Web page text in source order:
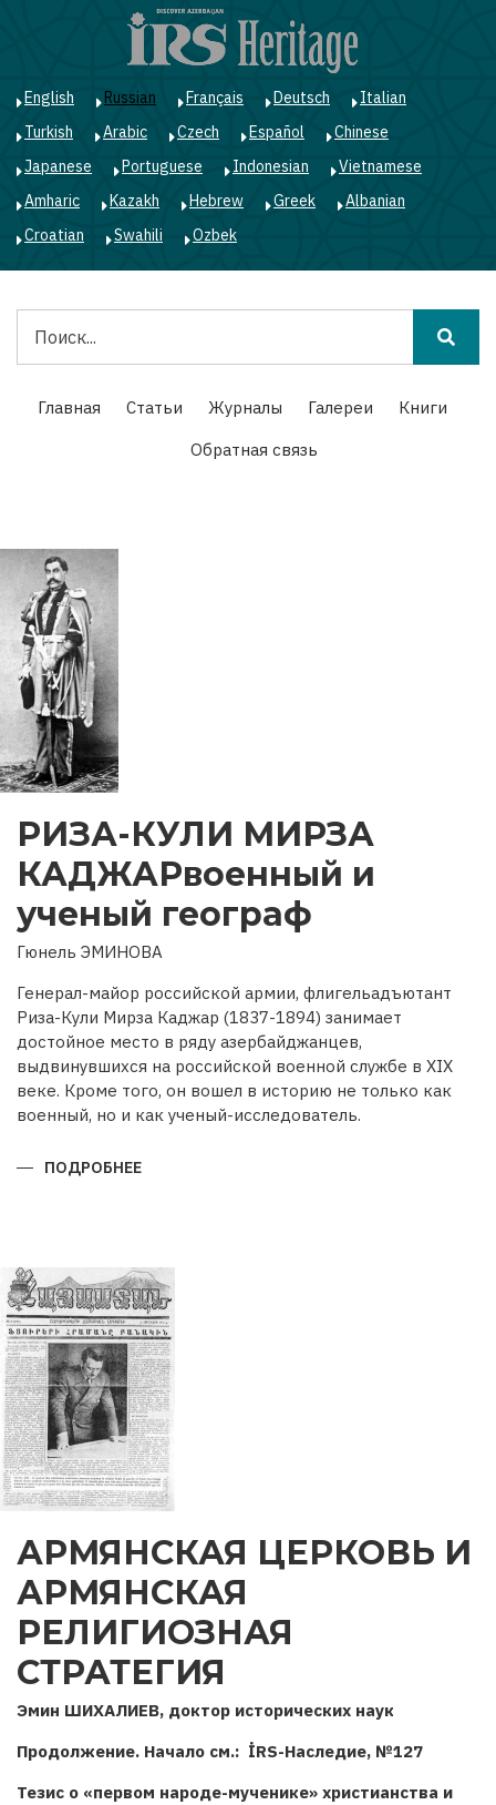
English Russian Français Deutsch
Italian
Turkish
Arabic Czech Español
Chinese
Japanese
Portuguese Indonesian
Vietnamese
Amharic
Kazakh Hebrew Greek
Albanian
Croatian
Swahili Ozbek
Main
navigation
Главная Статьи Журналы Галереи
Книги
Обратная связь
РИЗА-КУЛИ МИРЗА
КАДЖАРвоенный и
ученый географ
Гюнель ЭМИНОВА
Генерал-майор российской армии, флигельадъютант
Риза-Кули Мирза Каджар (1837-1894) занимает
достойное место в ряду азербайджанцев,
выдвинувшихся на российской военной службе в XIX
веке. Кроме того, он вошел в историю не только как
военный, но и как ученый-исследователь.
ПОДРОБНЕЕ
ГЕОГРАФ
АРМЯНСКАЯ ЦЕРКОВЬ И
АРМЯНСКАЯ
РЕЛИГИОЗНАЯ
СТРАТЕГИЯ
Эмин ШИХАЛИЕВ, доктор исторических наук
Продолжение. Начало см.: İRS-Наследие, №127
Тезис о «первом народе-мученике» христианства и